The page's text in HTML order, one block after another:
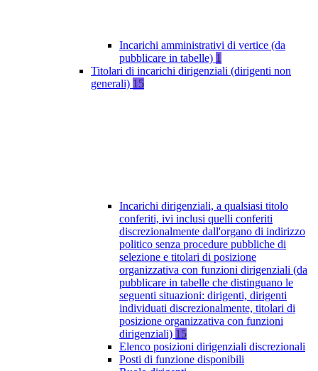
Incarichi amministrativi di vertice (da
pubblicare in tabelle) 1
Titolari di incarichi dirigenziali (dirigenti non
generali) 15
Incarichi dirigenziali, a qualsiasi titolo
conferiti, ivi inclusi quelli conferiti
discrezionalmente dall'organo di indirizzo
politico senza procedure pubbliche di
selezione e titolari di posizione
organizzativa con funzioni dirigenziali (da
pubblicare in tabelle che distinguano le
seguenti situazioni: dirigenti, dirigenti
individuati discrezionalmente, titolari di
posizione organizzativa con funzioni
dirigenziali) 15
Elenco posizioni dirigenziali discrezionali
Posti di funzione disponibili